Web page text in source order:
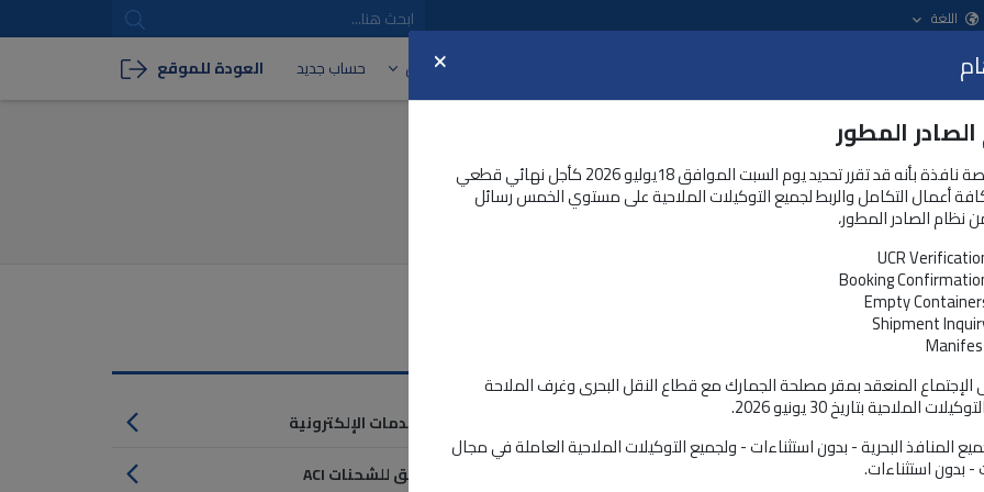
اللغة
تسجيل الدخول حساب جديد العودة للموقع
على منظومة نافذة، فيمكنك العثور على الكثير من الإجابات هنا
الشحنة؟
الأجنبي (الرقم الضريبى أو رقم التسجيل التجاري) يجب
التسجيل في الخدمات الإلكترونية
التسجيل المسبق للشحنات ACI
×
المطور
تعلن منصة نافذة بأنه قد تقرر تحديد يوم السبت الموافق 18يوليو 2026 كأجل نهائي قطعي
أعمال التكامل والربط لجميع التوكيلات الملاحية على مستوي الخمس رسائل
نظام الصادر المطور،
UCR
Booking
Empty
Shipment
الإجتماع المنعقد بمقر مصلحة الجمارك مع قطاع النقل البحرى وغرف الملاحة
الملاحية بتاريخ 30 يونيو 2026.
المنافذ البحرية - بدون استثناءات - ولجميع التوكيلات الملاحية العاملة في مجال
- بدون استثناءات.